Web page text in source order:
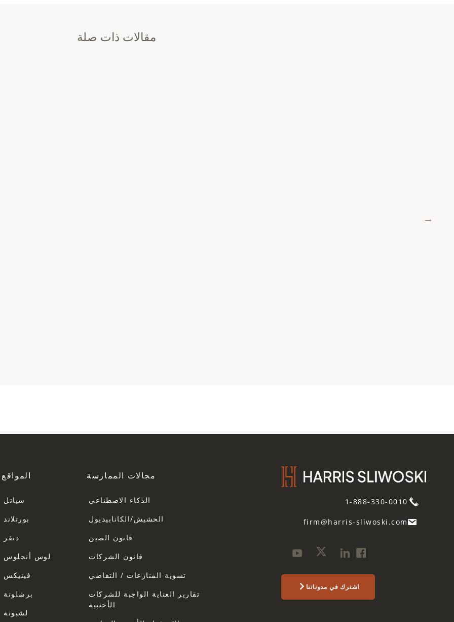
مقالات ذات صلة
1-888-330-0010
firm@harris-sliwoski.com
اشترك في مدوناتنا
مجالات الممارسة
الذكاء الاصطناعي
الحشيش/الكانابيديول
قانون الصين
قانون الشركات
تسوية المنازعات / التقاضي
تقارير العناية الواجبة للشركات
الأجنبية
المواقع
سياتل
بورتلاند
دنفر
لوس أنجلوس
فينيكس
برشلونة
لشبونة